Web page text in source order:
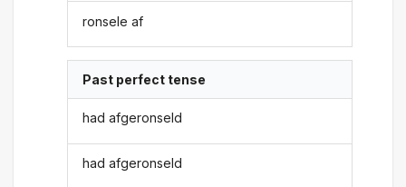
ronsele af
Past perfect tense
had afgeronseld
had afgeronseld